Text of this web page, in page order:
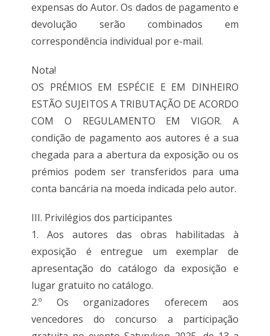
expensas do Autor. Os dados de pagamento e
devolução serão combinados em
correspondência individual por e-mail.
Nota!
OS PRÉMIOS EM ESPÉCIE E EM DINHEIRO
ESTÃO SUJEITOS A TRIBUTAÇÃO DE ACORDO
COM O REGULAMENTO EM VIGOR. A
condição de pagamento aos autores é a sua
chegada para a abertura da exposição ou os
prémios podem ser transferidos para uma
conta bancária na moeda indicada pelo autor.
III. Privilégios dos participantes
1. Aos autores das obras habilitadas à
exposição é entregue um exemplar de
apresentação do catálogo da exposição e
lugar gratuito no catálogo.
2.º Os organizadores oferecem aos
vencedores do concurso a participação